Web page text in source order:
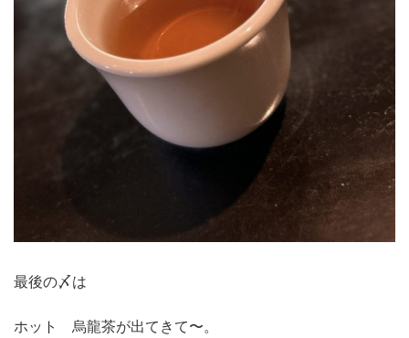
最後の〆は
ホット 烏龍茶が出てきて〜。